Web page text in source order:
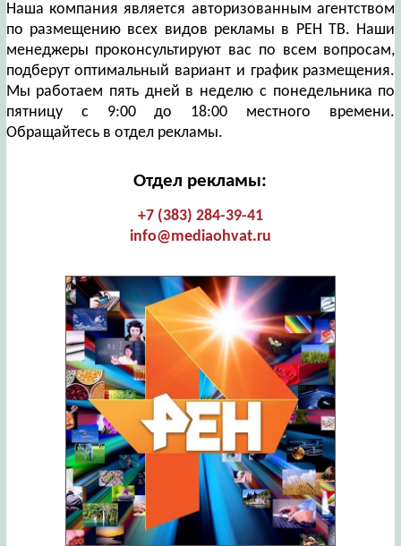
Наша компания является авторизованным агентством
по размещению всех видов рекламы в РЕН ТВ. Наши
менеджеры проконсультируют вас по всем вопросам,
подберут оптимальный вариант и график размещения.
Мы работаем пять дней в неделю с понедельника по
пятницу с 9:00 до 18:00 местного времени.
Обращайтесь в отдел рекламы.
Отдел рекламы:
+7 (383) 284-39-41
info@mediaohvat.ru